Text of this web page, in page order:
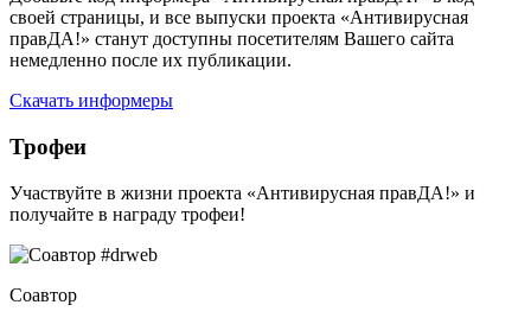
своей страницы, и все выпуски проекта «Антивирусная
правДА!» станут доступны посетителям Вашего сайта
немедленно после их публикации.
Скачать информеры
Трофеи
Участвуйте в жизни проекта «Антивирусная правДА!» и
получайте в награду трофеи!
Соавтор